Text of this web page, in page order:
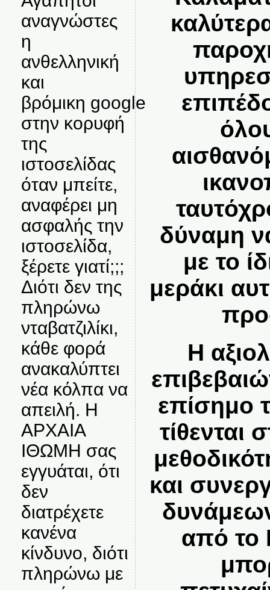
αναγνώστες
η
ανθελληνική
και
βρόμικη google
στην κορυφή
της
ιστοσελίδας
όταν μπείτε,
αναφέρει μη
ασφαλής την
ιστοσελίδα,
ξέρετε γιατί;;;
Διότι δεν της
πληρώνω
νταβατζιλίκι,
κάθε φορά
ανακαλύπτει
νέα κόλπα να
απειλή. Η
ΑΡΧΑΙΑ
ΙΘΩΜΗ σας
εγγυάται, ότι
δεν
διατρέχετε
κανένα
κίνδυνο, διότι
πληρώνω με
δύναμη
με το
μεράκι
Η
επίσημο
τίθενται
και
από το